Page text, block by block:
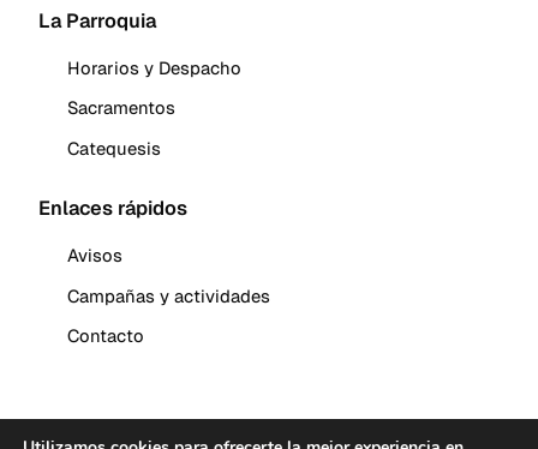
La Parroquia
Horarios y Despacho
Sacramentos
Catequesis
Enlaces rápidos
Avisos
Campañas y actividades
Contacto